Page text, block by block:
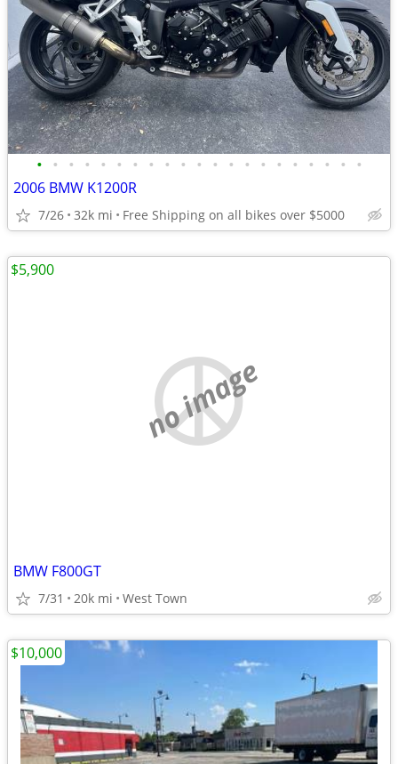
• • • • • • • • • • • • • • • • • • • • •
2006 BMW K1200R
7/26 32k mi Free Shipping on all bikes over $5000
no image
BMW F800GT
7/31 20k mi West Town
$5,900
$10,000